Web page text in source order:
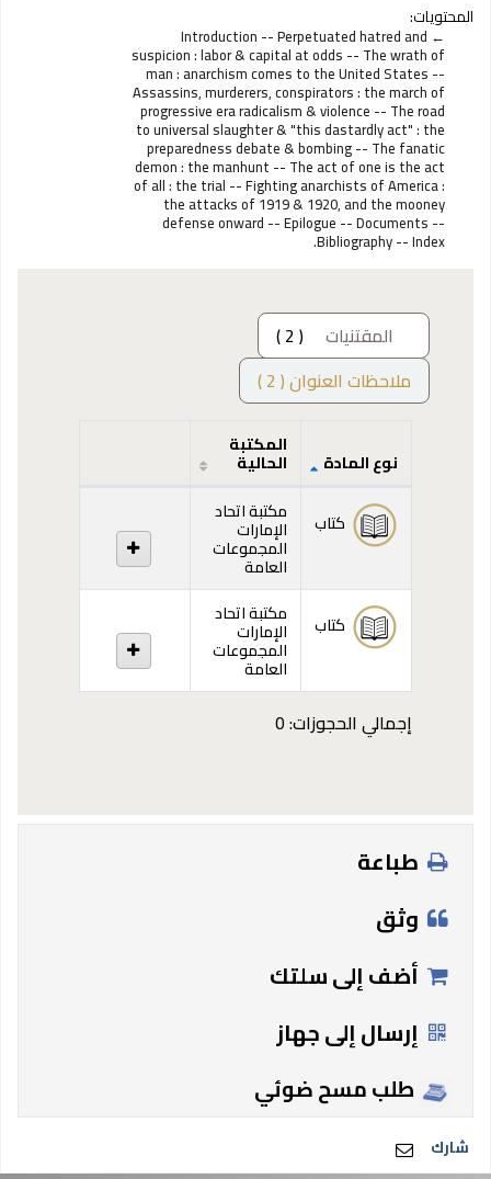
المحتويات:
Introduction -- Perpetuated hatred and
suspicion : labor & capital at odds -- The wrath of
man : anarchism comes to the United States --
Assassins, murderers, conspirators : the march of
progressive era radicalism & violence -- The road
to universal slaughter & "this dastardly act" : the
preparedness debate & bombing -- The fanatic
demon : the manhunt -- The act of one is the act
of all : the trial -- Fighting anarchists of America :
the attacks of 1919 & 1920, and the mooney
defense onward -- Epilogue -- Documents --
Bibliography -- Index.
المقتنيات
( 2 )
ملاحظات العنوان ( 2 )
المقتنيات
نوع المادة
المكتبة
الحالية
كتاب مكتبة اتحاد
الإمارات
المجموعات
العامة
كتاب
مكتبة اتحاد
الإمارات
المجموعات
العامة
إجمالي الحجوزات: 0
طباعة
وثق
أضف إلى سلتك
إرسال إلى جهاز
طلب مسح ضوئي
شارك